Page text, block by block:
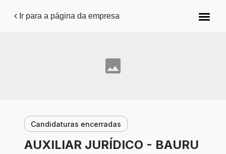
Pular para o conteúdo principal
Ir para a página da empresa
Candidaturas encerradas
AUXILIAR JURÍDICO - BAURU